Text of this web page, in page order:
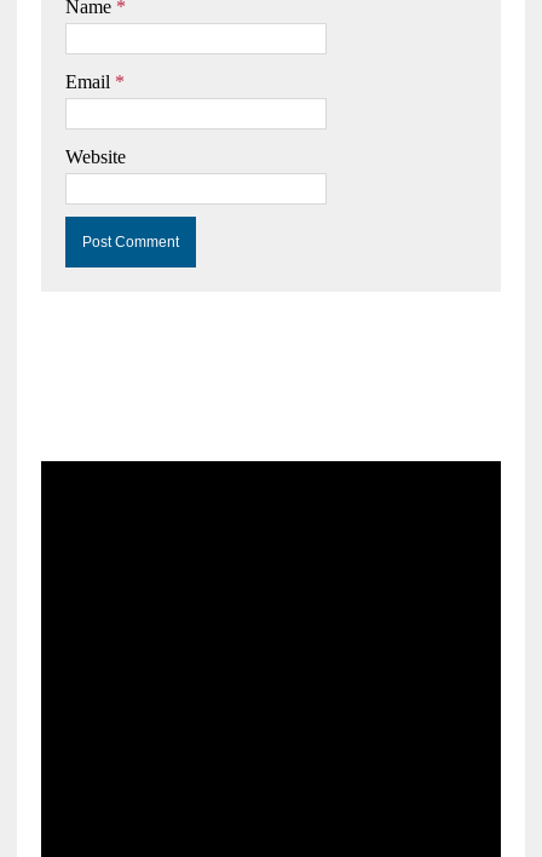
Name *
Email *
Website